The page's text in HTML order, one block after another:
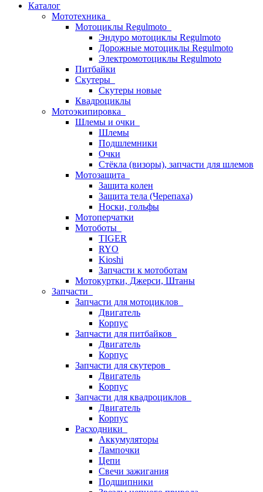
Каталог
Мототехника
Мотоциклы Regulmoto
Эндуро мотоциклы Regulmoto
Дорожные мотоциклы Regulmoto
Электромотоциклы Regulmoto
Питбайки
Скутеры
Скутеры новые
Квадроциклы
Мотоэкипировка
Шлемы и очки
Шлемы
Подшлемники
Очки
Стёкла (визоры), запчасти для шлемов
Мотозащита
Защита колен
Защита тела (Черепаха)
Носки, гольфы
Мотоперчатки
Мотоботы
TIGER
RYO
Kioshi
Запчасти к мотоботам
Мотокуртки, Джерси, Штаны
Запчасти
Запчасти для мотоциклов
Двигатель
Корпус
Запчасти для питбайков
Двигатель
Корпус
Запчасти для скутеров
Двигатель
Корпус
Запчасти для квадроциклов
Двигатель
Корпус
Расходники
Аккумуляторы
Лампочки
Цепи
Свечи зажигания
Подшипники